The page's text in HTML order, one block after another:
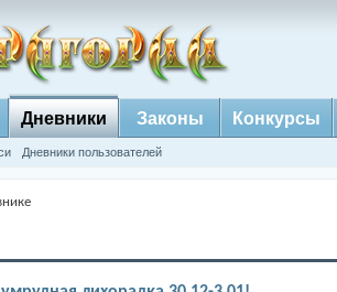
Дневники
Дневники пользователей
Законы Конкурсы